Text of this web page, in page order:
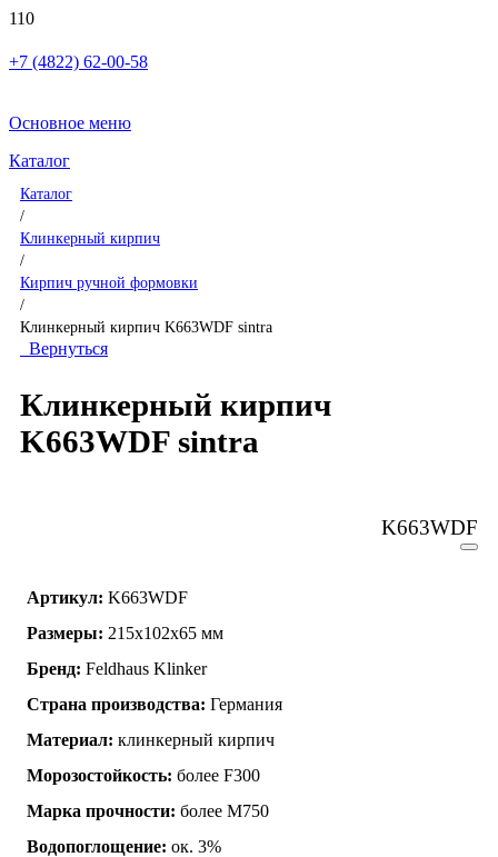
+7 (4822) 62-00-58
Основное меню
Каталог
Каталог
/
Клинкерный кирпич
/
Кирпич ручной формовки
/
Клинкерный кирпич K663WDF sintra
Вернуться
Клинкерный кирпич
K663WDF sintra
K663WDF
Артикул: K663WDF
Размеры: 215х102х65 мм
Бренд: Feldhaus Klinker
Страна производства: Германия
Материал: клинкерный кирпич
Морозостойкость: более F300
Марка прочности: более М750
Водопоглощение: ок. 3%